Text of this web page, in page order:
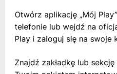
Otwórz aplikację „Mój
telefonie lub wejdź na
Play i zaloguj się na swoje
Znajdź zakładkę lub